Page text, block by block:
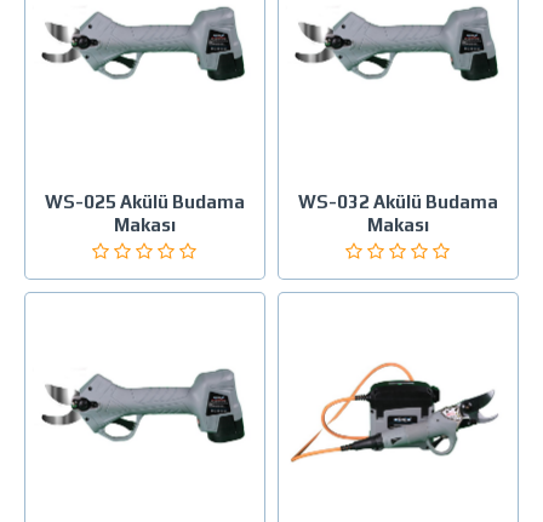
WS-025 Akülü Budama
Makası
WS-032 Akülü Budama
Makası